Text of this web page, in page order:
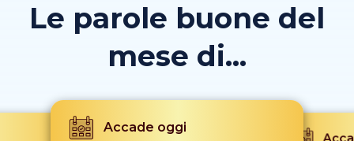
Le parole buone del
mese di...
Accade oggi